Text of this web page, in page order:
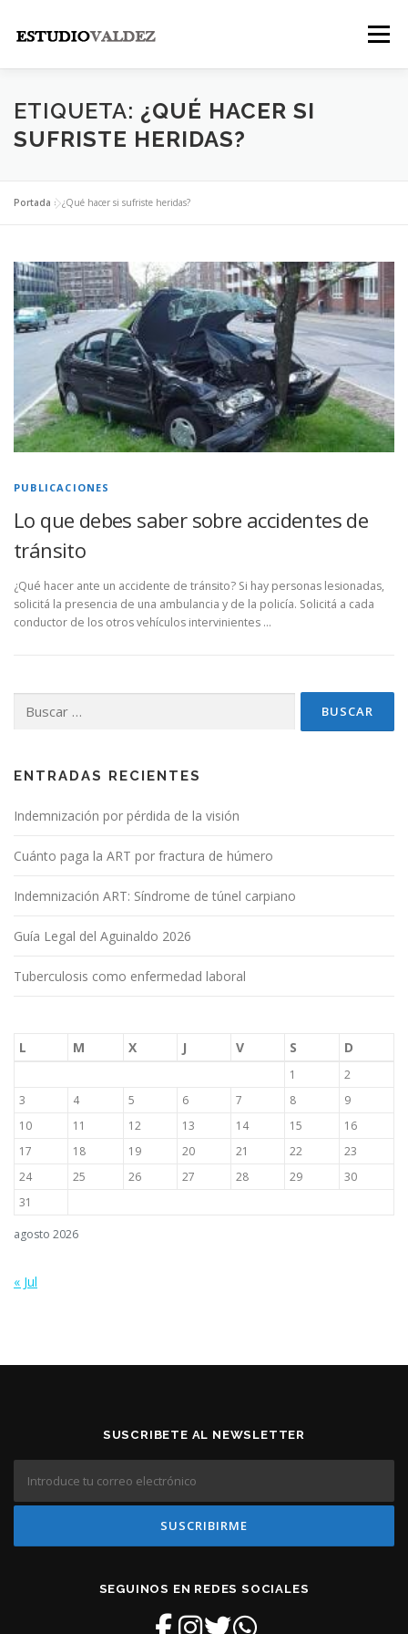
contenido
Menú
INICIO INSTITUCIONAL NOSOTROS
ETIQUETA: ¿QUÉ HACER SI
SUFRISTE HERIDAS?
Portada »¿Qué hacer si sufriste heridas?
PUBLICACIONES
Lo que debes saber sobre accidentes de
tránsito
¿Qué hacer ante un accidente de tránsito? Si hay personas lesionadas,
solicitá la presencia de una ambulancia y de la policía. Solicitá a cada
conductor de los otros vehículos intervinientes …
ENTRADAS RECIENTES
Indemnización por pérdida de la visión
Cuánto paga la ART por fractura de húmero
Indemnización ART: Síndrome de túnel carpiano
Guía Legal del Aguinaldo 2026
Tuberculosis como enfermedad laboral
agosto 2026
L M X J V S D
1
2
3
4 5 6 7 8
9
10
11 12 13 14 15
16
17
18 19 20 21 22
23
24
25 26 27 28 29
30
31
« Jul
SUSCRIBETE AL NEWSLETTER
SEGUINOS EN REDES SOCIALES